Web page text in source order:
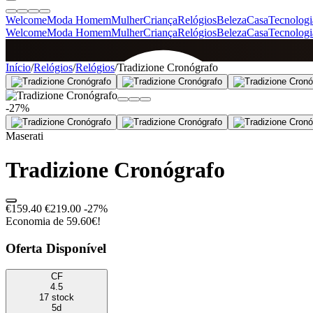
WelcomeModa HomemMulherCriançaRelógiosBelezaCasa
WelcomeModa HomemMulherCriançaRelógiosBelezaCasa
SINCE 2005
+de 36.000 reviews
Início/Relógios/Relógios/Tradizione Cronógrafo
-27%
Maserati
Tradizione Cronógrafo
€159.40 €219.00 -27%
Economia de 59.60€!
Oferta Disponível
CF
4.5
17 stock
5d